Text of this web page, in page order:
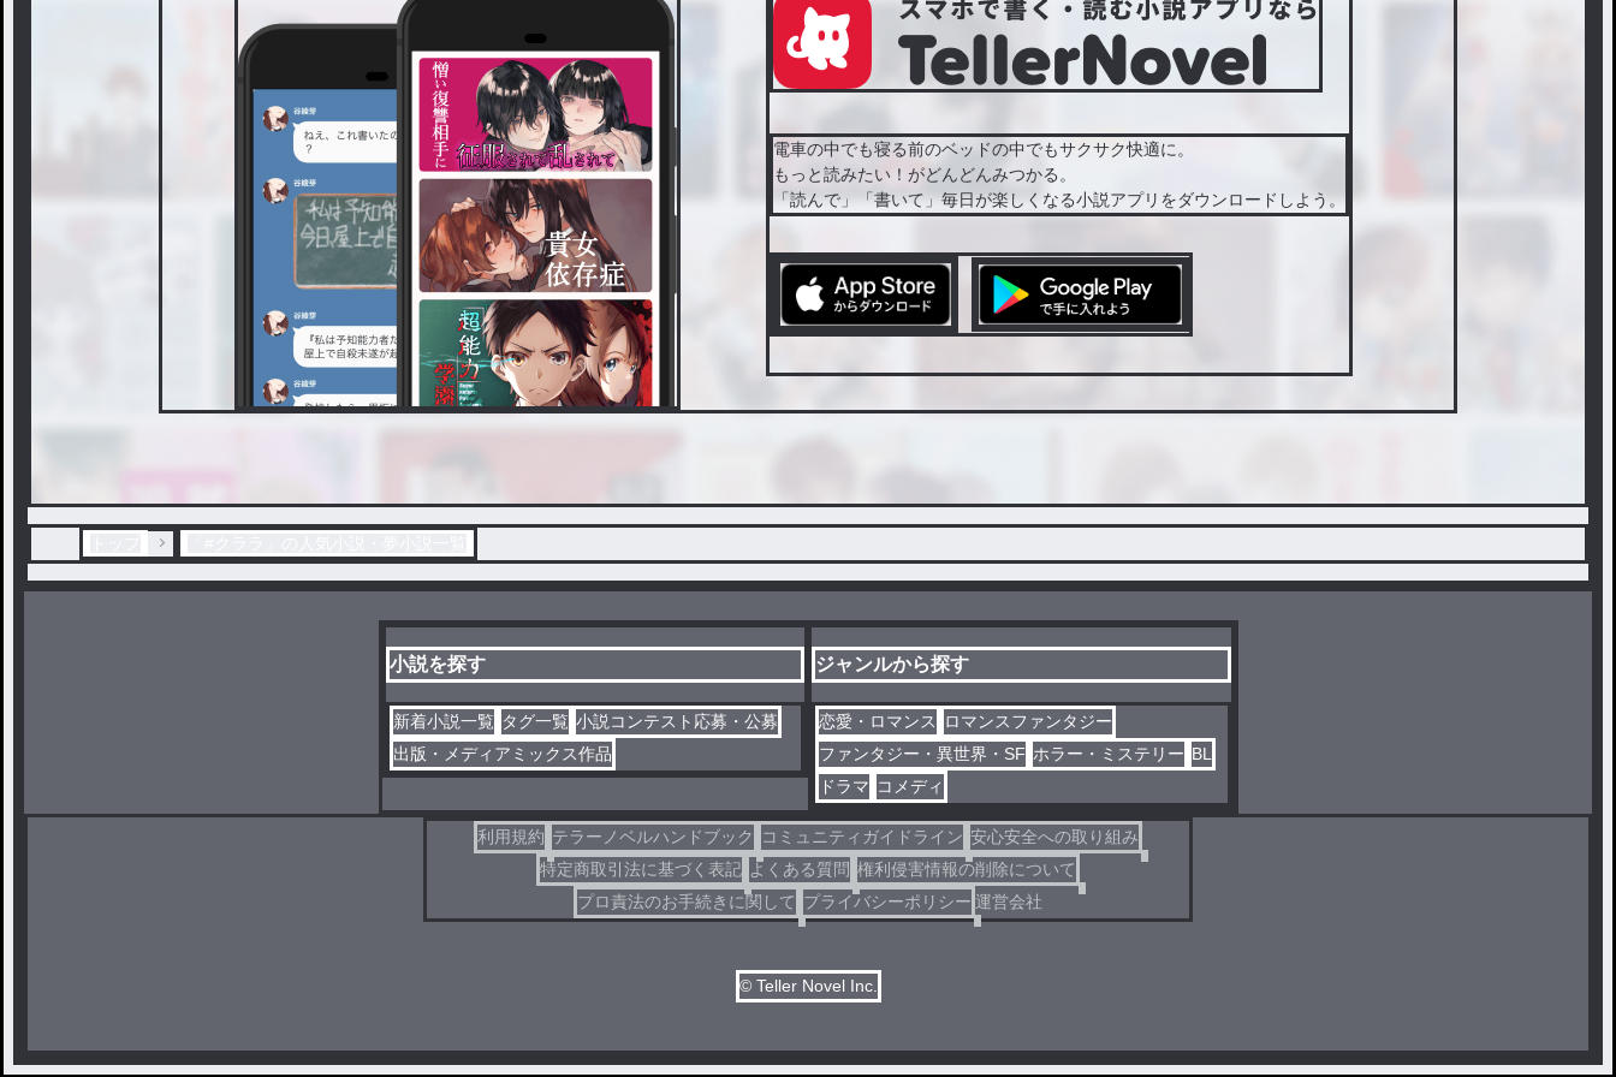
電車の中でも寝る前のベッドの中でもサクサク快適に。
もっと読みたい！がどんどんみつかる。
「読んで」「書いて」毎日が楽しくなる小説アプリをダウンロードしよう。
小説を探す
新着小説一覧 タグ一覧 小説コンテスト応募・公募
出版・メディアミックス作品
ジャンルから探す
恋愛・ロマンス
ロマンスファンタジー
ファンタジー・異世界・SF ホラー・ミステリー BL
ドラマ コメディ
利用規約 テラーノベルハンドブック コミュニティガイドライン 安心安全への取り組み
特定商取引法に基づく表記 よくある質問 権利侵害情報の削除について
プロ責法のお手続きに関して プライバシーポリシー 運営会社
© Teller Novel Inc.